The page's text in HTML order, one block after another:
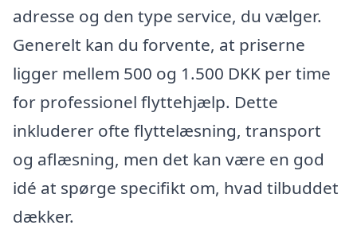
adresse og den type service, du vælger.
Generelt kan du forvente, at priserne
ligger mellem 500 og 1.500 DKK per time
for professionel flyttehjælp. Dette
inkluderer ofte flyttelæsning, transport
og aflæsning, men det kan være en god
idé at spørge specifikt om, hvad tilbuddet
dækker.